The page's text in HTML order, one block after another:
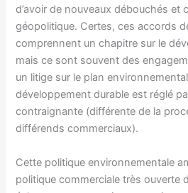
d’avoir de nouveaux débouchés et
géopolitique. Certes, ces accords
comprennent un chapitre sur le
mais ce sont souvent des
un litige sur le plan
développement durable est réglé
contraignante (différente de la
différends commerciaux).
Cette politique environnementale
politique commerciale très ouverte